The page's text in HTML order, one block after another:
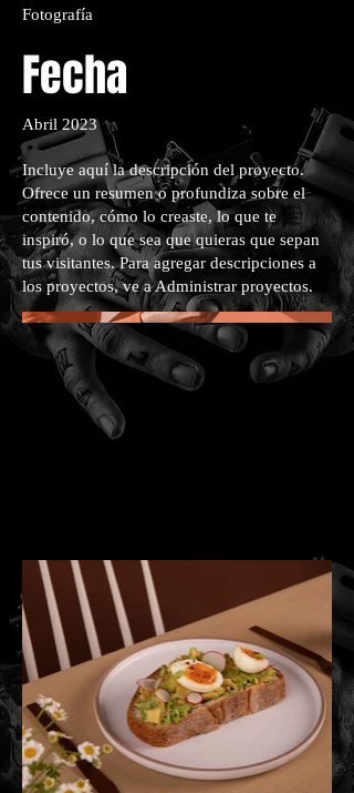
Fotografía
Fecha
Abril 2023
Incluye aquí la descripción del proyecto.
Ofrece un resumen o profundiza sobre el
contenido, cómo lo creaste, lo que te
inspiró, o lo que sea que quieras que sepan
tus visitantes. Para agregar descripciones a
los proyectos, ve a Administrar proyectos.